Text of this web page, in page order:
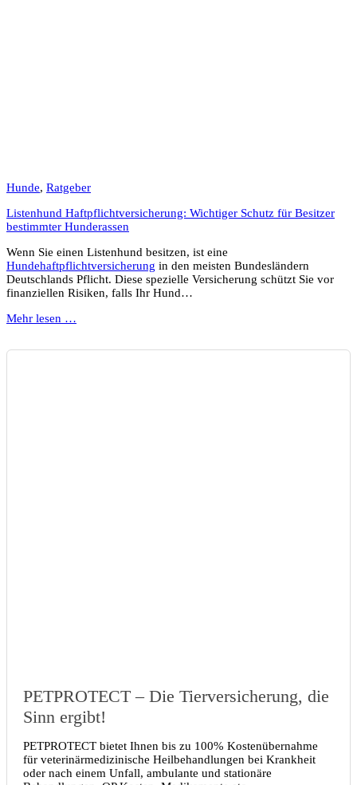
Hunde, Ratgeber
Listenhund Haftpflichtversicherung: Wichtiger Schutz für Besitzer
bestimmter Hunderassen
Wenn Sie einen Listenhund besitzen, ist eine
Hundehaftpflichtversicherung in den meisten Bundesländern
Deutschlands Pflicht. Diese spezielle Versicherung schützt Sie vor
finanziellen Risiken, falls Ihr Hund…
Mehr lesen …
PETPROTECT – Die Tierversicherung, die
Sinn ergibt!
PETPROTECT bietet Ihnen bis zu 100% Kostenübernahme
für veterinärmedizinische Heilbehandlungen bei Krankheit
oder nach einem Unfall, ambulante und stationäre